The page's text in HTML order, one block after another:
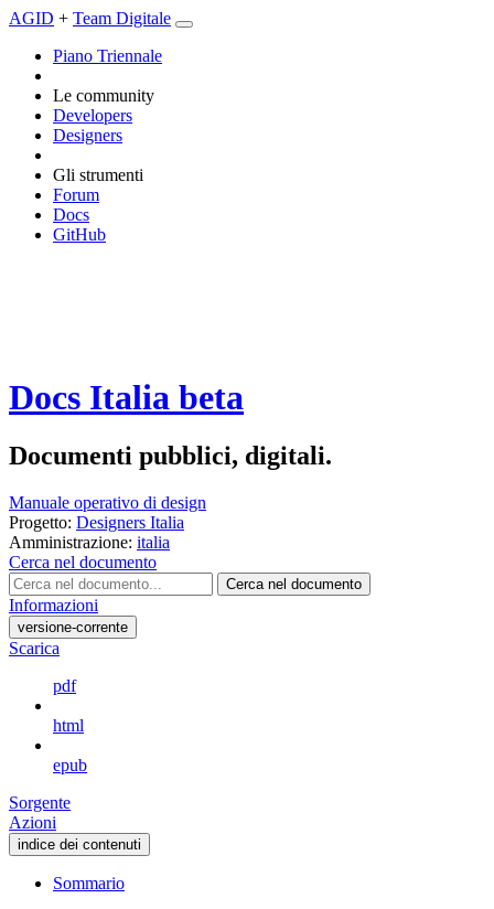
AGID + Team Digitale
Piano Triennale
Le community
Developers
Designers
Gli strumenti
Forum
Docs
GitHub
Docs Italia beta
Documenti pubblici, digitali.
Manuale operativo di design
Progetto: Designers Italia
Amministrazione: italia
Cerca nel documento
Cerca nel documento
Informazioni
versione-corrente
Scarica
pdf
html
epub
Sorgente
Azioni
indice dei contenuti
Sommario